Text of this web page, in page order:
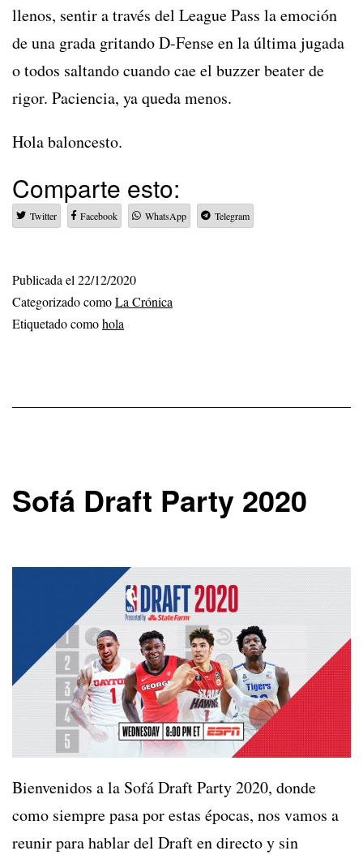
llenos, sentir a través del League Pass la emoción
de una grada gritando D-Fense en la última jugada
o todos saltando cuando cae el buzzer beater de
rigor. Paciencia, ya queda menos.
Hola baloncesto.
Comparte esto:
Twitter Facebook WhatsApp Telegram
Publicada el 22/12/2020
Categorizado comoLa Crónica
Etiquetado comohola
Sofá Draft Party 2020
Bienvenidos a la Sofá Draft Party 2020, donde
como siempre pasa por estas épocas, nos vamos a
reunir para hablar del Draft en directo y sin